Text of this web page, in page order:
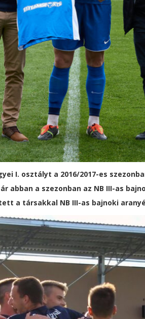
I. osztályt a 2016/2017-es
abban a szezonban az NB III-as
a társakkal NB III-as bajnoki